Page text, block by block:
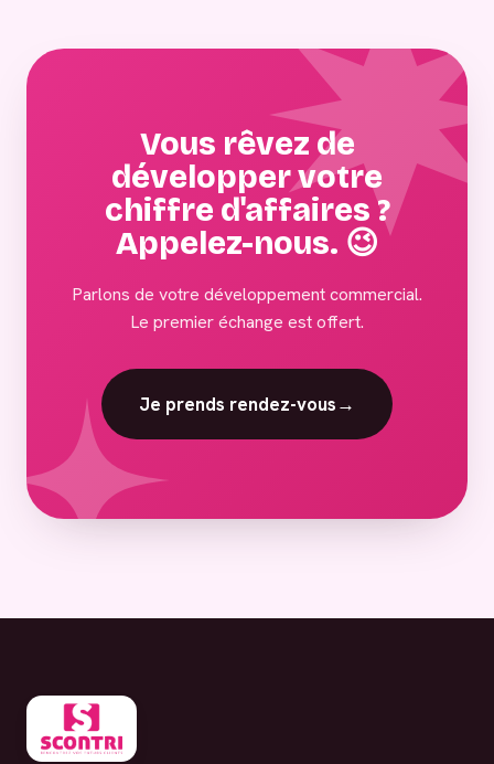
Vous rêvez de
développer votre
chiffre d'affaires ?
Appelez-nous. 😉
Parlons de votre développement commercial.
Le premier échange est offert.
Je prends rendez-vous→